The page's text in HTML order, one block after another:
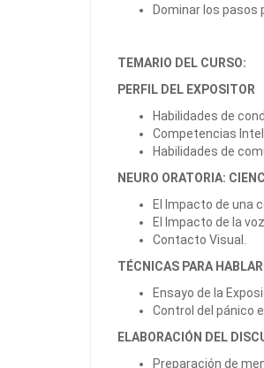
Dominar los pasos
TEMARIO DEL CURSO:
PERFIL DEL EXPOSITOR
Habilidades de
Competencias
Habilidades de
NEURO ORATORIA:
El Impacto de una
El Impacto de la
Contacto Visual.
TÉCNICAS PARA
Ensayo de la
Control del pánico
ELABORACIÓN DEL
Preparación de